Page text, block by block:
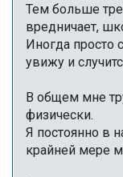
Тем больше
вредничает,
Иногда просто
увижу и
В общем мне
физически.
Я постоянно в
крайней мере